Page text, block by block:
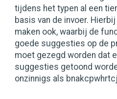
tijdens het typen al een
basis van de invoer.
maken ook, waarbij de
goede suggesties op de
moet gezegd worden dat
suggesties getoond
onzinnigs als